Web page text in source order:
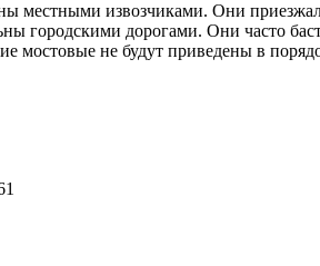
местными извозчиками. Они
городскими дорогами. Они часто
мостовые не будут приведены в